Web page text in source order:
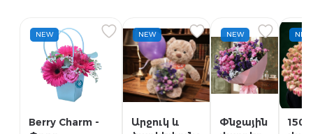
NEW
Berry Charm -
NEW
Արջուկ և
NEW
Փնջային
NEW
150